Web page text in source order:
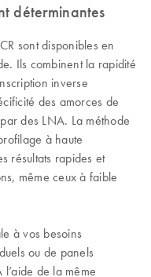
déterminantes
sont disponibles en
Ils combinent la rapidité
inverse
des amorces de
des LNA. La méthode
à haute
résultats rapides et
même ceux à faible
à vos besoins
ou de panels
de la même